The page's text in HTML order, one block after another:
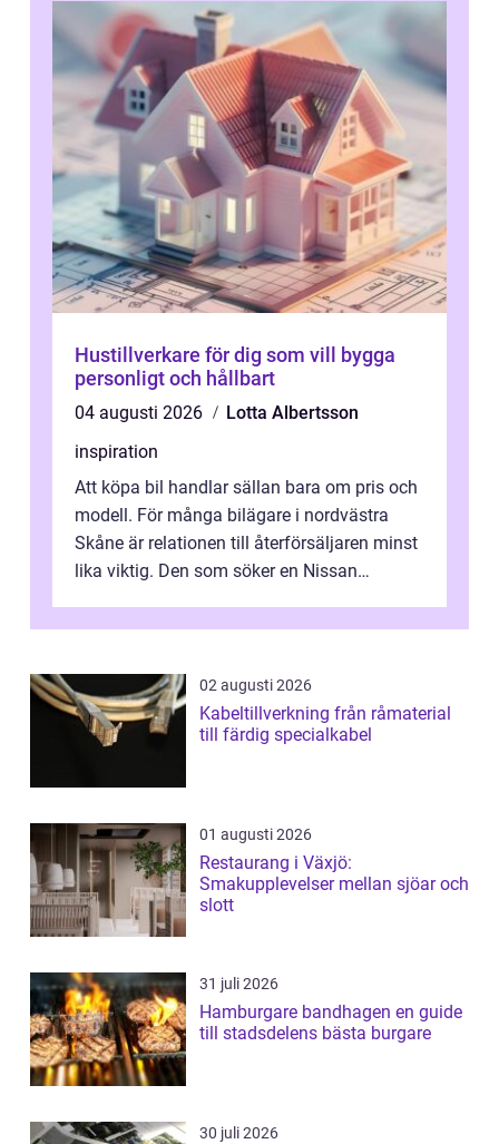
Hustillverkare för dig som vill bygga
personligt och hållbart
04 augusti 2026
Lotta Albertsson
inspiration
Att köpa bil handlar sällan bara om pris och
modell. För många bilägare i nordvästra
Skåne är relationen till återförsäljaren minst
lika viktig. Den som söker en Nissan
02 augusti 2026
Kabeltillverkning från råmaterial
till färdig specialkabel
01 augusti 2026
Restaurang i Växjö:
Smakupplevelser mellan sjöar och
slott
31 juli 2026
Hamburgare bandhagen en guide
till stadsdelens bästa burgare
30 juli 2026